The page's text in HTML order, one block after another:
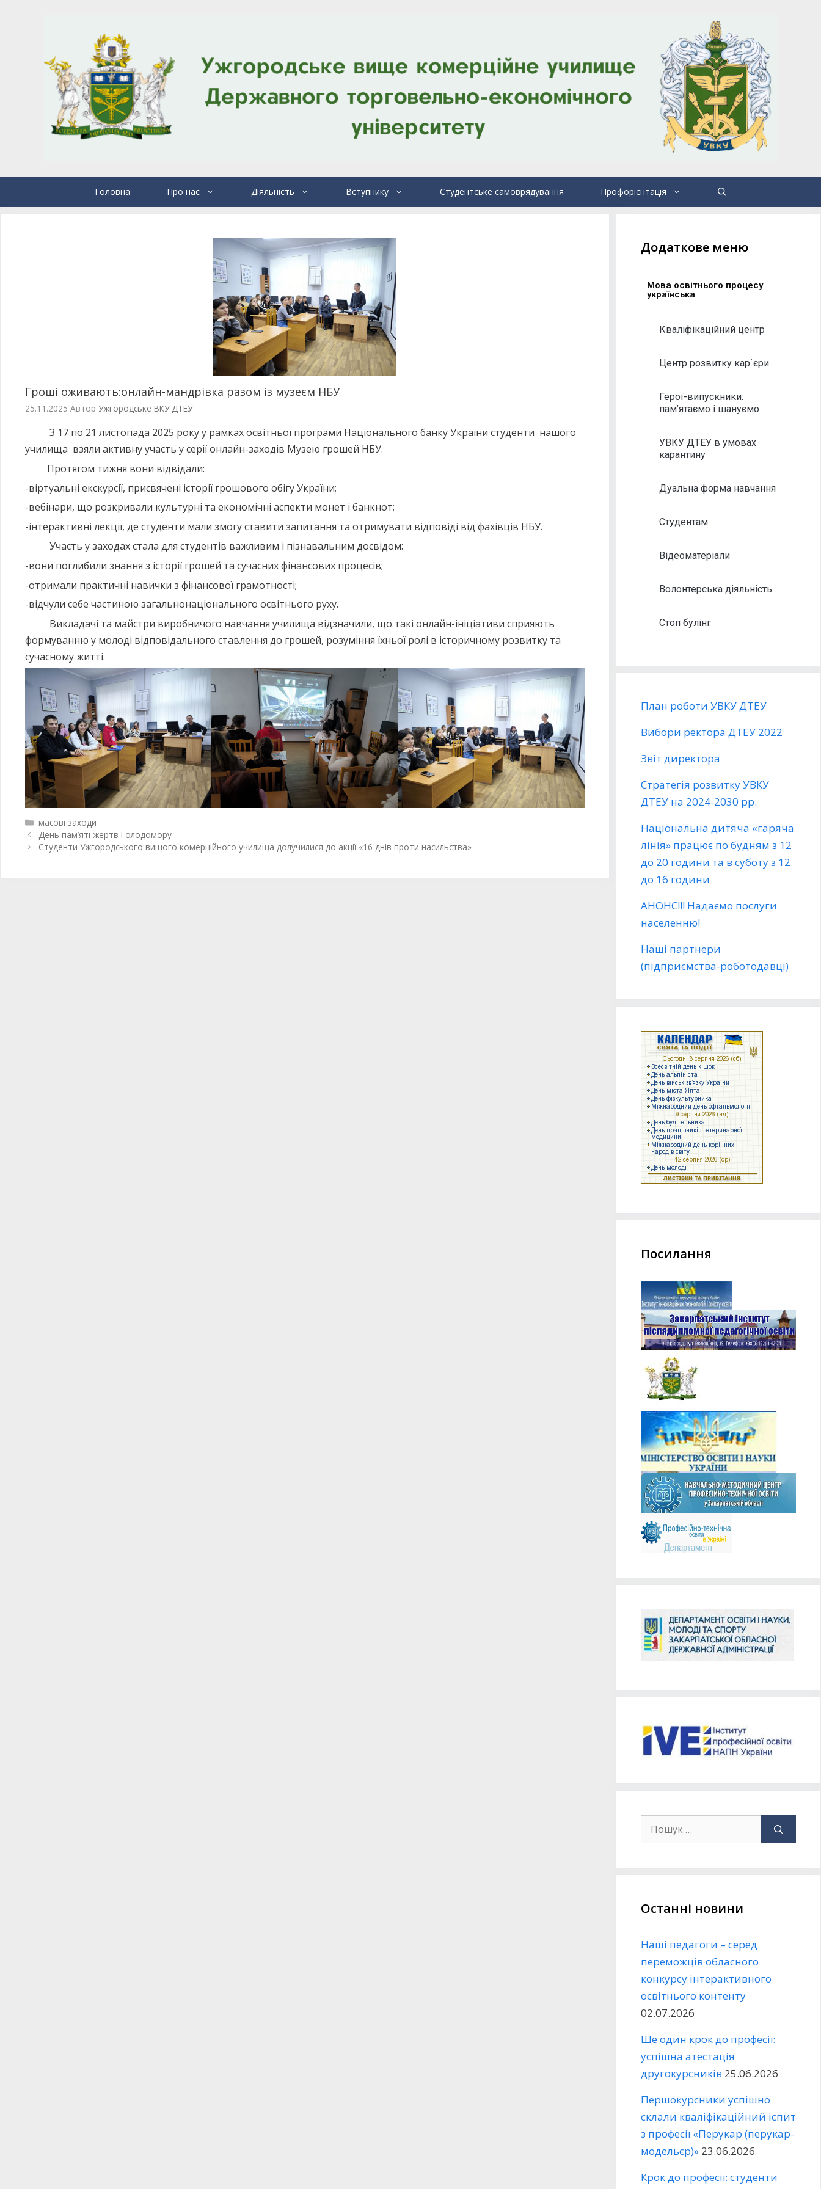
Головна Про нас Діяльність Вступнику Студентське самоврядування Профорієнтація
Гроші оживають:онлайн-мандрівка разом із музеєм НБУ
25.11.2025 Автор Ужгородське ВКУ ДТЕУ
З 17 по 21 листопада 2025 року у рамках освітньої програми Національного банку України студенти нашого
училища взяли активну участь у серії онлайн-заходів Музею грошей НБУ.
Протягом тижня вони відвідали:
-віртуальні екскурсії, присвячені історії грошового обігу України;
-вебінари, що розкривали культурні та економічні аспекти монет і банкнот;
-інтерактивні лекції, де студенти мали змогу ставити запитання та отримувати відповіді від фахівців НБУ.
Участь у заходах стала для студентів важливим і пізнавальним досвідом:
-вони поглибили знання з історії грошей та сучасних фінансових процесів;
-отримали практичні навички з фінансової грамотності;
-відчули себе частиною загальнонаціонального освітнього руху.
Викладачі та майстри виробничого навчання училища відзначили, що такі онлайн-ініціативи сприяють
формуванню у молоді відповідального ставлення до грошей, розуміння їхньої ролі в історичному розвитку та
сучасному житті.
масові заходи
День пам’яті жертв Голодомору
Студенти Ужгородського вищого комерційного училища долучилися до акції «16 днів проти насильства»
Додаткове меню
Мова освітнього процесу
українська
Кваліфікаційний центр
Центр розвитку кар`єри
Герої-випускники:
пам’ятаємо і шануємо
УВКУ ДТЕУ в умовах
карантину
Дуальна форма навчання
Студентам
Відеоматеріали
Волонтерська діяльність
Стоп булінг
План роботи УВКУ ДТЕУ
Вибори ректора ДТЕУ 2022
Звіт директора
Стратегія розвитку УВКУ
ДТЕУ на 2024-2030 рр.
Національна дитяча «гаряча
лінія» працює по будням з 12
до 20 години та в суботу з 12
до 16 години
АНОНС!!! Надаємо послуги
населенню!
Наші партнери
(підприємства-роботодавці)
Посилання
Останні новини
Наші педагоги – серед
переможців обласного
конкурсу інтерактивного
освітнього контенту
02.07.2026
Ще один крок до професії:
успішна атестація
другокурсників 25.06.2026
Першокурсники успішно
склали кваліфікаційний іспит
з професії «Перукар (перукар-
модельєр)» 23.06.2026
Крок до професії: студенти